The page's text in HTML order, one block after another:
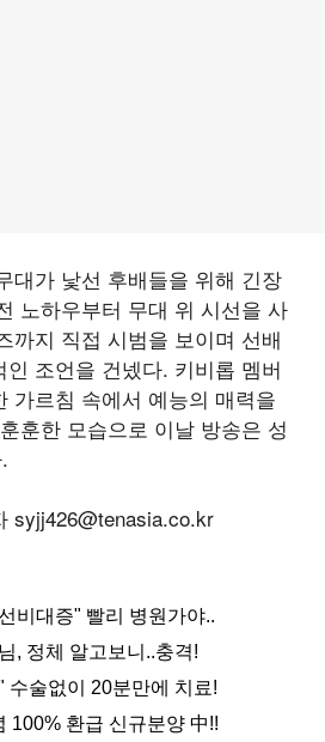
대가 낯선 후배들을 위해 긴장
노하우부터 무대 위 시선을 사
까지 직접 시범을 보이며 선배
조언을 건넸다. 키비롭 멤버
가르침 속에서 예능의 매력을
훈한 모습으로 이날 방송은 성
syjj426@tenasia.co.kr